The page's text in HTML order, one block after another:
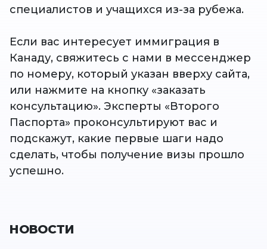
специалистов и учащихся из-за рубежа.
Если вас интересует иммиграция в
Канаду, свяжитесь с нами в мессенджер
по номеру, который указан вверху сайта,
или нажмите на кнопку «заказать
консультацию». Эксперты «Второго
Паспорта» проконсультируют вас и
подскажут, какие первые шаги надо
сделать, чтобы получение визы прошло
успешно.
НОВОСТИ